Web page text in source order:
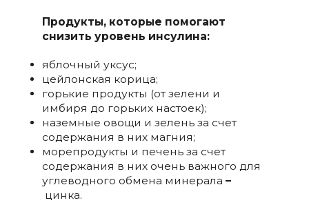
Продукты, которые помогают
снизить уровень инсулина:
яблочный уксус;
цейлонская корица;
горькие продукты (от зелени и
имбиря до горьких настоек);
наземные овощи и зелень за счет
содержания в них магния;
морепродукты и печень за счет
содержания в них очень важного для
углеводного обмена минерала –
цинка.